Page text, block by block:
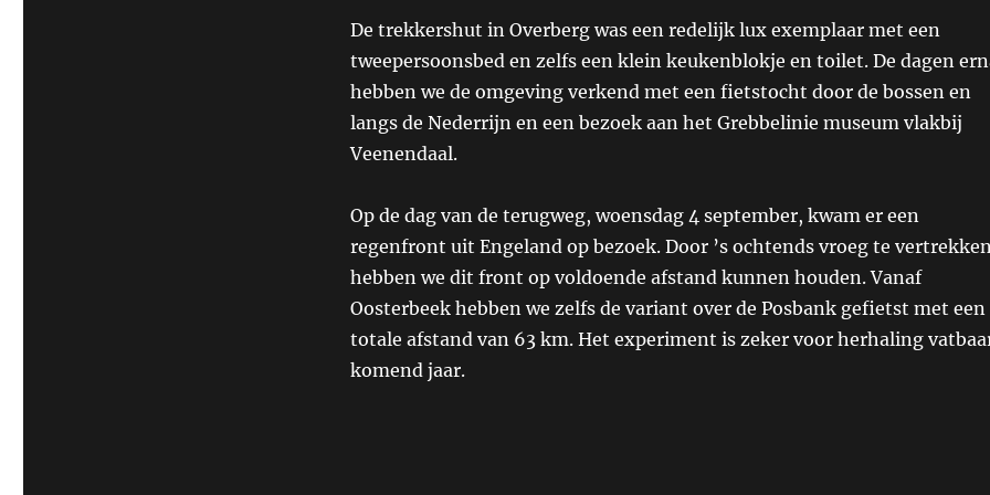
De trekkershut in Overberg was een redelijk lux exemplaar met een
tweepersoonsbed en zelfs een klein keukenblokje en toilet. De dagen
hebben we de omgeving verkend met een fietstocht door de bossen en
langs de Nederrijn en een bezoek aan het Grebbelinie museum vlakbij
Veenendaal.
Op de dag van de terugweg, woensdag 4 september, kwam er een
regenfront uit Engeland op bezoek. Door ’s ochtends vroeg te vertrekken
hebben we dit front op voldoende afstand kunnen houden. Vanaf
Oosterbeek hebben we zelfs de variant over de Posbank gefietst met een
totale afstand van 63 km. Het experiment is zeker voor herhaling
komend jaar.